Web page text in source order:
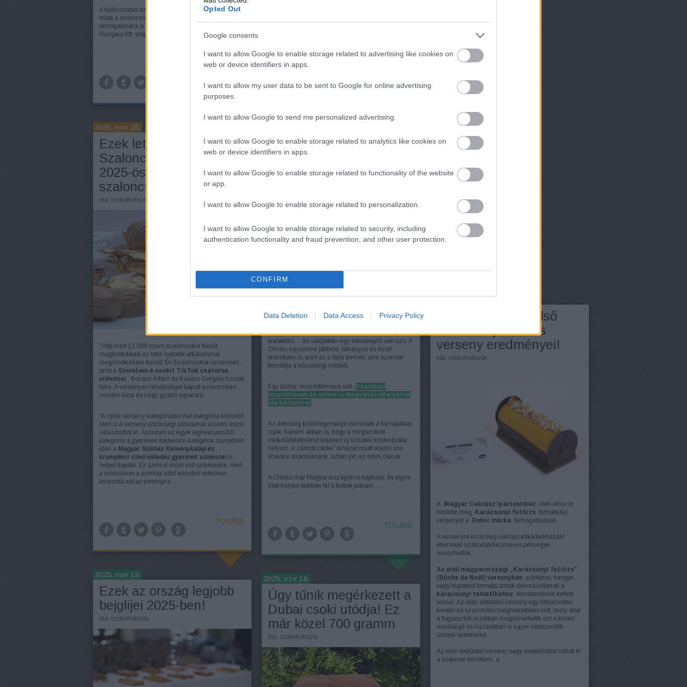
Opted Out
Google consents
I want to allow Google to enable storage related to advertising like cookies on
web or device identifiers in apps.
I want to allow my user data to be sent to Google for online advertising
purposes.
I want to allow Google to send me personalized advertising.
I want to allow Google to enable storage related to analytics like cookies on
web or device identifiers in apps.
I want to allow Google to enable storage related to functionality of the website
or app.
I want to allow Google to enable storage related to personalization.
I want to allow Google to enable storage related to security, including
authentication functionality and fraud prevention, and other user protection.
CONFIRM
Data Deletion Data Access Privacy Policy
2026. már 02.
Rántott csirkecombnak
kinéző csoki lesz 2026
írta:
bundára emlékeztető külső, csirkecomb formájú
kialakítás… de valójában egy édességről van szó. A
Chicko egyszerre játékos, látványos és kicsit
provokatív is, pont az a fajta termék, ami azonnal
beindítja a közösségi médiát.
Egy biztos: beszédtémává vált. Ráadásul
személxesen és online is megvásárolhatjátok
ide kattintva!
Az édesség különlegessége nemcsak a formájában
rejlik, hanem abban is, hogy a megszokott
csokoládéélményt teljesen új vizuális kontextusba
helyezi. A „rántott csirke” kinézet miatt elsőre sós
snackre számítanánk aztán jön az édes csavar.
A Chicko már Magyarországon is kapható, és egyre
több helyen bukkan fel a boltok polcain, ...
TOVÁBB
2025. sze 18.
Úgy tűnik megérkezett a
Dubai csoki utódja! Ez
már közel 700 gramm
írta: csokoholiszta
A tájékoztatás szerint a megnövekedett érdeklődés
miatt a szervezők idén a résztvevő cukrászdák
támogatására is hangsúlyt fektetnek: az M-GEL
Hungary Kft. alapanyag-kedvezménnyel segíti ...
2025. nov 25.
Ezek lettek az Év
Szaloncukra verseny
2025-ös győztes
szaloncukrai!
írta: csokoholiszta
Több mint 12.000 szem szaloncukor került
megkóstolásra az idén hatodik alkalommal
megrendezésre kerülő Év Szaloncukra versenyen,
amit a Szeretem a csokit TikTok csatorna
videósai
, Kovács Ádám és Kovács Gergely hoztak
létre. A versenyen lehetőséget kapott a nevezésre
minden kicsi és nagy gyártó egyaránt.
"A nyolc verseny kategóriából hat kategória kóstolóit
idén is a verseny közösségi oldalainak követői közül
választottuk ki. Azonban az egyik legnépszerűbb
kategória a gyerekek kedvence kategória zsűrijében
idén a Magyar Színház Keménykalap és
krumpliorr című előadás gyermek színészei is
helyet kaptak. Ez azért is öröm volt számunkra, mert
a kóstoláson a színház által készített videókon
keresztül ezt az élményt a ...
TOVÁBB
2025. nov 19.
Ezek az ország legjobb
bejglijei 2025-ben!
írta: csokoholiszta
2026 június (
2026 március
2025 november
2025 augusztus
2025 július (
2025 május
2025 április
Tovább ...
Feedek
bejegyzések
Megérkeztek az első
Karácsonyi fatörzs
verseny eredményei!
írta: csokoholiszta
A Magyar Cukrász Ipartestület idén először
hirdette meg Karácsonyi fatörzs tematikájú
versenyét a Debic márka támogatásával.
A versenyre kizárólag cukrászdák/kávéházak/
éttermek/ szállodák/kézműves pékségek
nevezhettek.
Az első magyarországi „Karácsonyi fatörzs”
(Bûche de Noël) versenyben a tekercs, henger
vagy téglatest formájú torták dekorációjának a
karácsonyi tematikához illeszkedőnek kellett
lennie. Az idén debütáló verseny egy kifejezetten
kreatív és szezonális megmérettetés volt, mely által
a fogyasztók is jobban megismerhetik ezt a kiváló
minőségű és hazánkban is egyre népszerűbb
ünnepi süteményt.
Az idén debütáló verseny nagy érdeklődést váltott ki
a szakmai körökben, a ...